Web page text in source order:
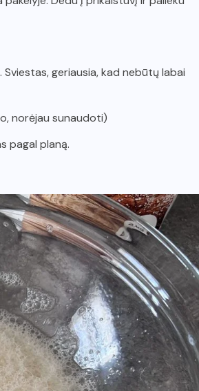
geriausia, kad nebūtų labai
norėjau sunaudoti)
pagal planą.